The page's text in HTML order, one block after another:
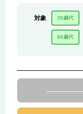
対象 20歳代
60歳代